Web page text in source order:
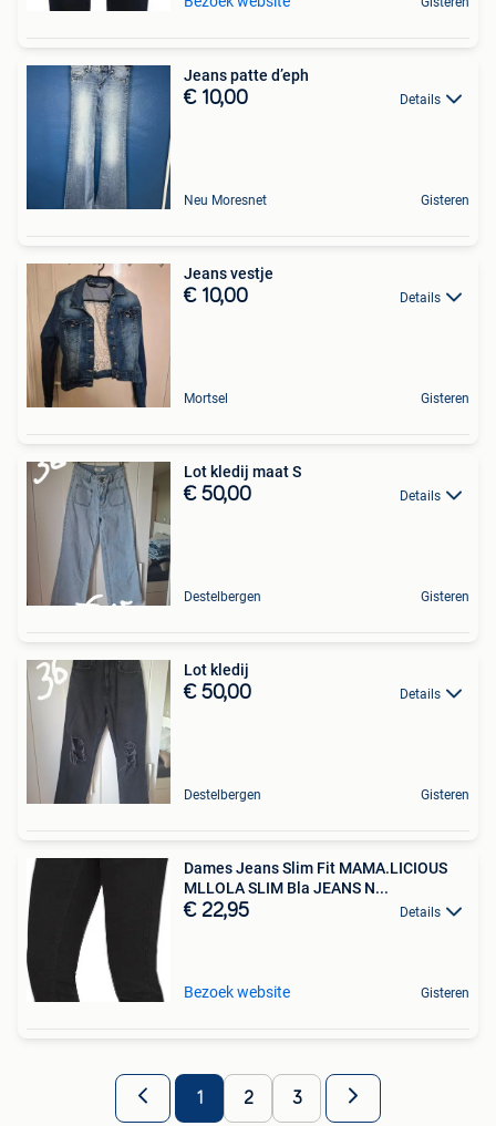
Jeans patte d’eph
€ 10,00 Details
Neu Moresnet Gisteren
Jeans vestje
€ 10,00 Details
Mortsel Gisteren
Lot kledij maat S
€ 50,00 Details
Destelbergen Gisteren
Lot kledij
€ 50,00 Details
Destelbergen Gisteren
Dames Jeans Slim Fit MAMA.LICIOUS
MLLOLA SLIM Bla JEANS N...
€ 22,95 Details
Bezoek website Gisteren
1 2 3